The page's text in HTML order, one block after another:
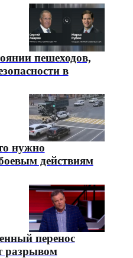
пешеходов,
в
нужно
действиям
перенос
разрывом